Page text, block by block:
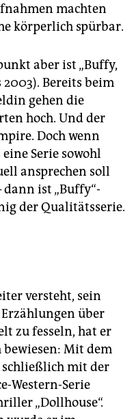
machten
körperlich spürbar.
aber ist „Buffy,
2003). Bereits beim
gehen die
hoch. Und der
Doch wenn
Serie sowohl
ansprechen soll
ist „Buffy“-
der Qualitätsserie.
versteht, sein
über
zu fesseln, hat er
Mit dem
schließlich mit der
Western-Serie
„Dollhouse“.